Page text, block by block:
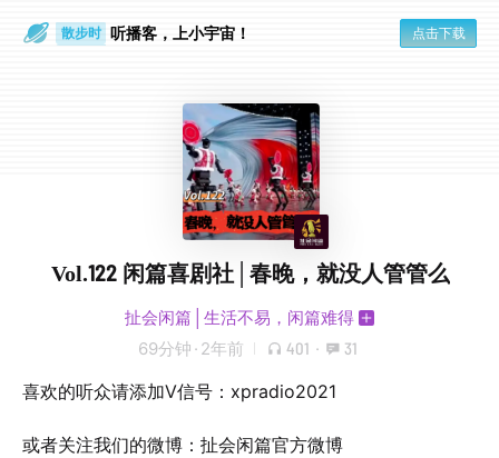
通勤路上 听播客，上小宇宙！ 点击下载
Vol.122 闲篇喜剧社│春晚，就没人管管么
扯会闲篇│生活不易，闲篇难得
69分钟 · 2年前 401 · 31
喜欢的听众请添加V信号：xpradio2021
或者关注我们的微博：扯会闲篇官方微博